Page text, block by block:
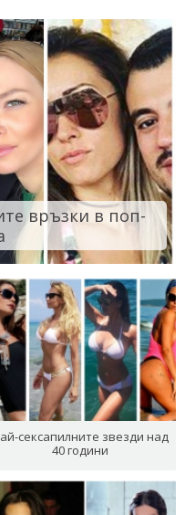
връзки в поп-
сексапилните звезди над
40 години